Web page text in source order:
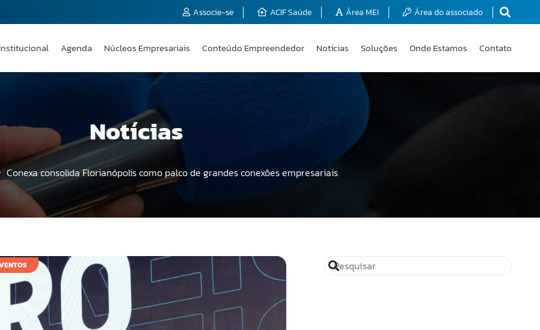
Associe-se ACIF Saúde Área MEI Área do associado
Institucional Agenda Núcleos Empresariais Conteúdo Empreendedor Notícias Soluções Onde Estamos Contato
Notícias
Conexa consolida Florianópolis como palco de grandes conexões empresariais